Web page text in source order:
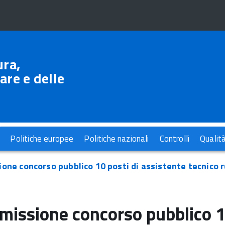
e delle
Politiche europee Politiche nazionali Controlli
concorso pubblico 10 posti di assistente
concorso pubblico